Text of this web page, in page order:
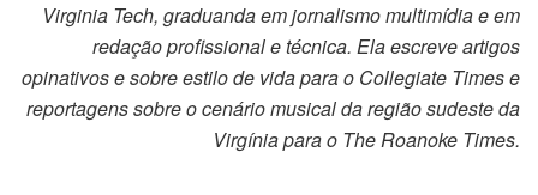
Virginia Tech, graduanda em jornalismo multimídia e em
redação profissional e técnica. Ela escreve artigos
opinativos e sobre estilo de vida para o Collegiate Times e
reportagens sobre o cenário musical da região sudeste da
Virgínia para o The Roanoke Times.